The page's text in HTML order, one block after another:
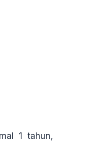
1 tahun,